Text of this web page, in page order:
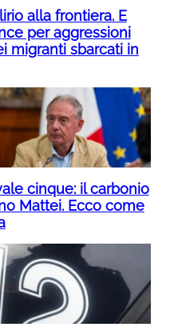
alla frontiera. E
per aggressioni
migranti sbarcati in
cinque: il carbonio
Mattei. Ecco come